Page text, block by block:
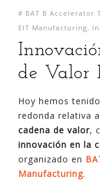
# BAT B Accelerator
EIT Manufacturing,
de Valor
Hoy hemos
redonda relativa
cadena de valor,
innovación en la
organizado en
Manufacturing.